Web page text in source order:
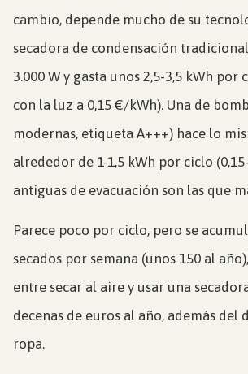
cambio, depende mucho de su
secadora de condensación
3.000 W y gasta unos 2,5-3,5 kWh por
con la luz a 0,15 €/kWh). Una de
modernas, etiqueta A+++) hace lo
alrededor de 1-1,5 kWh por ciclo
antiguas de evacuación son las que
Parece poco por ciclo, pero se
secados por semana (unos 150 al
entre secar al aire y usar una
decenas de euros al año, además del
ropa.